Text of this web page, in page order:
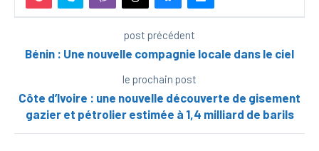
post précédent
Bénin : Une nouvelle compagnie locale dans le ciel
le prochain post
Côte d’Ivoire : une nouvelle découverte de gisement
gazier et pétrolier estimée à 1,4 milliard de barils